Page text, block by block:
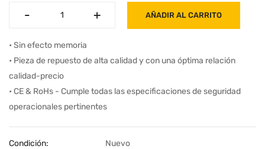
- +
- + AÑADIR AL CARRITO
• Sin efecto memoria
• Pieza de repuesto de alta calidad y con una óptima relación
calidad-precio
• CE & RoHs - Cumple todas las especificaciones de seguridad
operacionales pertinentes
Condición:
Nuevo